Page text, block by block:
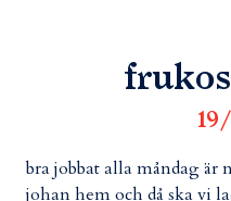
bra jobbat alla måndag är
johan hem och då ska vi